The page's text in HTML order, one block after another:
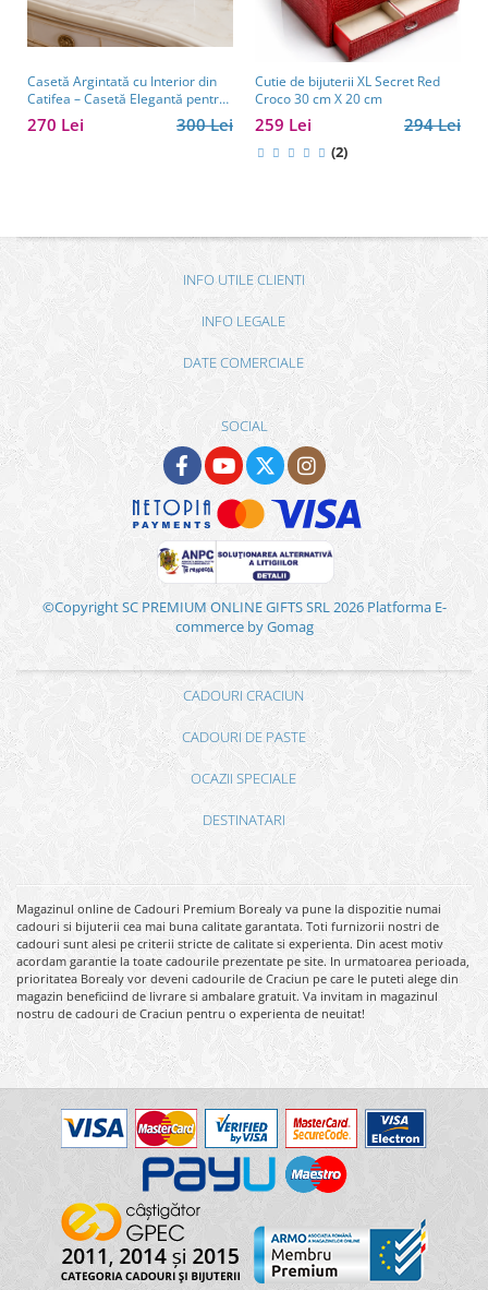
Casetă Argintată cu Interior din
Catifea – Casetă Elegantă pentru
Bijuterii, Model cu Păun
300 Lei
270 Lei
Cutie de bijuterii XL Secret Red
Croco 30 cm X 20 cm
294 Lei
259 Lei
(2)
INFO UTILE CLIENTI
INFO LEGALE
DATE COMERCIALE
SOCIAL
©Copyright SC PREMIUM ONLINE GIFTS SRL 2026 Platforma E-
commerce by Gomag
CADOURI CRACIUN
CADOURI DE PASTE
OCAZII SPECIALE
DESTINATARI
Magazinul online de Cadouri Premium Borealy va pune la dispozitie numai
cadouri si bijuterii cea mai buna calitate garantata. Toti furnizorii nostri de
cadouri sunt alesi pe criterii stricte de calitate si experienta. Din acest motiv
acordam garantie la toate cadourile prezentate pe site. In urmatoarea perioada,
prioritatea Borealy vor deveni cadourile de Craciun pe care le puteti alege din
magazin beneficiind de livrare si ambalare gratuit. Va invitam in magazinul
nostru de cadouri de Craciun pentru o experienta de neuitat!